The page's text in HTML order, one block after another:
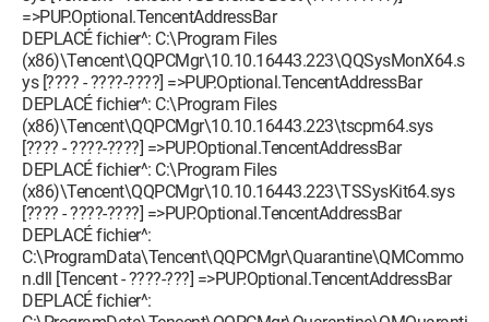
=>PUP.Optional.TencentAddressBar
DEPLACÉ fichier^: C:\Program Files
(x86)\Tencent\QQPCMgr\10.10.16443.223\QQSysMonX64.s
ys [???? - ????-????] =>PUP.Optional.TencentAddressBar
DEPLACÉ fichier^: C:\Program Files
(x86)\Tencent\QQPCMgr\10.10.16443.223\tscpm64.sys
[???? - ????-????] =>PUP.Optional.TencentAddressBar
DEPLACÉ fichier^: C:\Program Files
(x86)\Tencent\QQPCMgr\10.10.16443.223\TSSysKit64.sys
[???? - ????-????] =>PUP.Optional.TencentAddressBar
DEPLACÉ fichier^:
C:\ProgramData\Tencent\QQPCMgr\Quarantine\QMCommo
n.dll [Tencent - ????-???] =>PUP.Optional.TencentAddressBar
DEPLACÉ fichier^: